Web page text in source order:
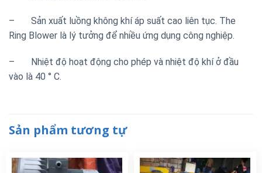
– Sản xuất luồng không khí áp suất cao liên tục. The
Ring Blower là lý tưởng để nhiều ứng dụng công nghiệp.
– Nhiệt độ hoạt động cho phép và nhiệt độ khí ở đầu
vào là 40 ° C.
Sản phẩm tương tự